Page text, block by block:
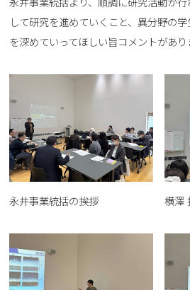
永井事業統括より、順調に研究活動が
して研究を進めていくこと、異分野の
を深めていってほしい旨コメントがあり
永井事業統括の挨拶 横澤